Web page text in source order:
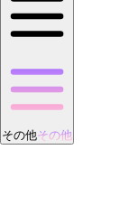
その他その他